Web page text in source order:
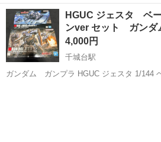
費会社負担／正社員登用のチャンスあり／
勤OK《茨城県茨城市》 人気の工場のお仕事 ◇トラックの金属部品の
製造◇ ★トラックの金属...
茨城 北茨城市 磯原駅 その他
HGUC ジェスタ ベ
ンver セット ガン
4,000円
千城台駅
ガンダム ガンプラ HGUC ジェスタ 1/144